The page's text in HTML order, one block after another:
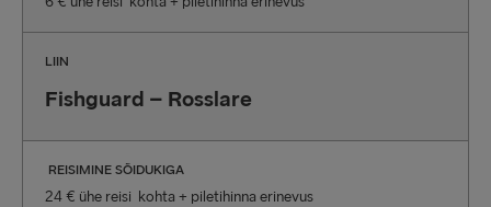
LIIN
Fishguard – Rosslare
REISIMINE SÕIDUKIGA
24 € ühe reisi kohta + piletihinna erinevus